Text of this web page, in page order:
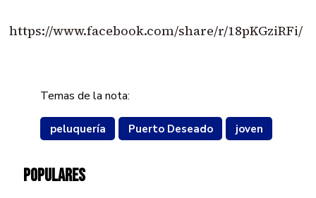
https://www.facebook.com/share/r/18pKGziRFi/
Temas de la nota:
peluquería Puerto Deseado joven
POPULARES